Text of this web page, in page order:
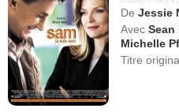
De Jessie
Avec Sean
Michelle
Titre